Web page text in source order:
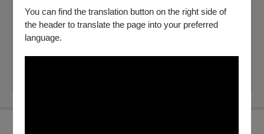
You can find the translation button on the right side of
the header to translate the page into your preferred
language.
臺南歸仁文化中心B1
剩：5